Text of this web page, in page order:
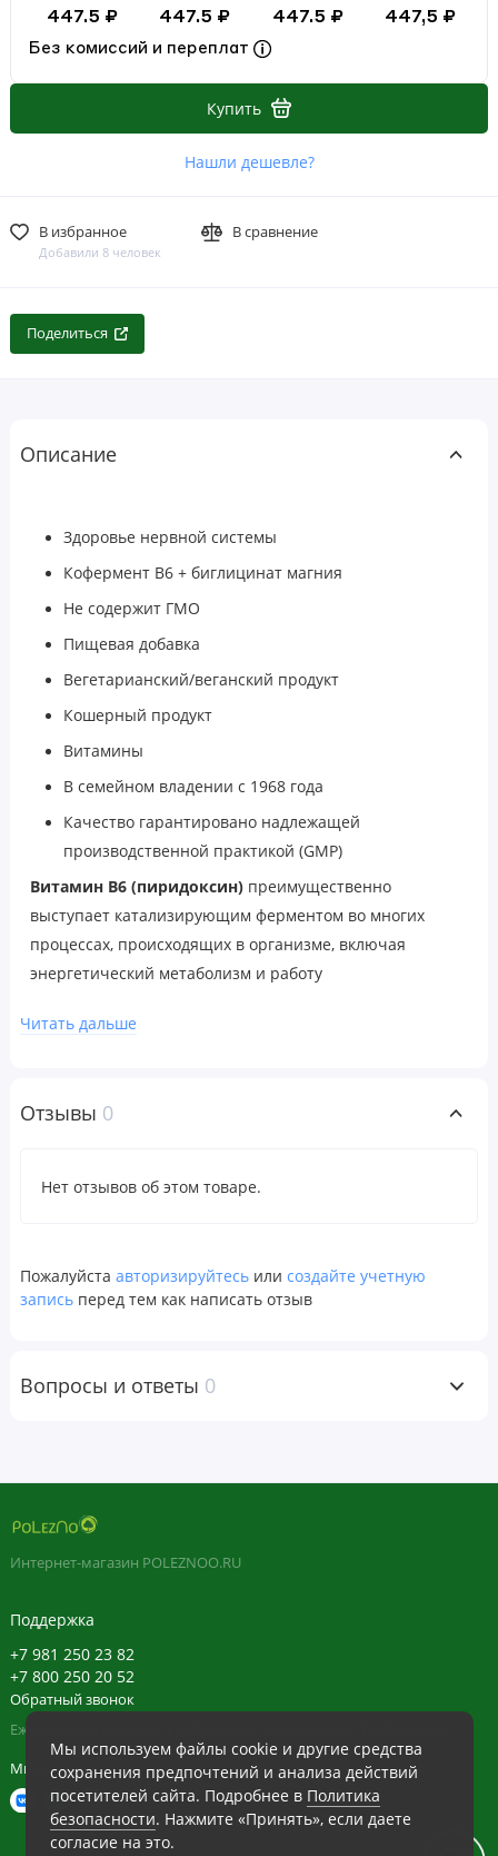
447.5 ₽ 447.5 ₽ 447.5 ₽ 447,5 ₽
Без комиссий и переплат
Купить
Нашли дешевле?
В избранное
Добавили 8 человек
В сравнение
Поделиться
Описание
Здоровье нервной системы
Кофермент В6 + биглицинат магния
Не содержит ГМО
Пищевая добавка
Вегетарианский/веганский продукт
Кошерный продукт
Витамины
В семейном владении с 1968 года
Качество гарантировано надлежащей
производственной практикой (GMP)
Витамин B6 (пиридоксин) преимущественно
выступает катализирующим ферментом во многих
процессах, происходящих в организме, включая
энергетический метаболизм и работу
функций печень должна трансформировать его в форму
которая обеспечивает более высокую биодоступность.
Рекомендации по применению
Предупреждения
кормите грудью, принимаете лекарства или имеете
медицинские показания. Хранить вне досягаемости
В этом продукте возможно естественное отклонение в
Сведения о добавке
Витамин B6 [из 50 мг кофермента
33 мг 1941%
Магний (из биглицината магния) (TRAACS®) 25 мг 6%
Ингредиенты
Рисовая мука, гипромеллоза (целлюлозная капсула),
Читать дальше
Отзывы 0
Нет отзывов об этом товаре.
Пожалуйста авторизируйтесь или создайте учетную
запись перед тем как написать отзыв
Вопросы и ответы 0
Мы используем файлы cookie и другие средства
сохранения предпочтений и анализа действий
посетителей сайта. Подробнее в Политика
безопасности. Нажмите «Принять», если даете
согласие на это.
Интернет-магазин POLEZNOO.RU
Поддержка
+7 981 250 23 82
+7 800 250 20 52
Обратный звонок
Ежедневно в будние с 11:30 до 20:30, в выходные с 11:30 до 19:30
Мы в сети